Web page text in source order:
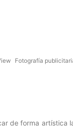
Fotografía
de forma artística